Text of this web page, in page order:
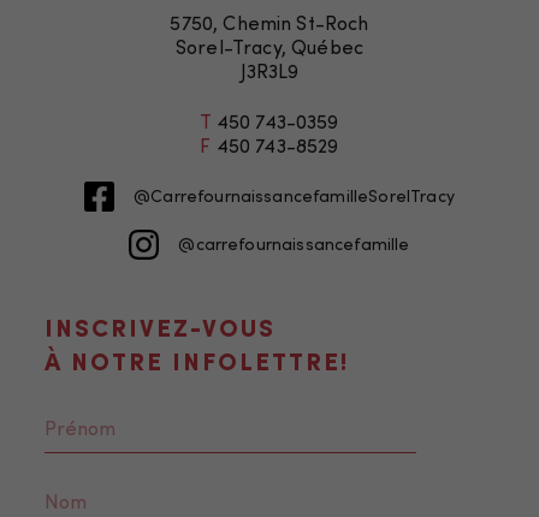
5750, Chemin St-Roch
Sorel-Tracy, Québec
J3R3L9
T 450 743-0359
F 450 743-8529
@CarrefournaissancefamilleSorelTracy
@carrefournaissancefamille
INSCRIVEZ-VOUS
À NOTRE INFOLETTRE!
témoins ne